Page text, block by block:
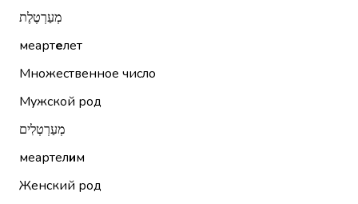
מְעַרְטֶלֶת
меартелет
Множественное число
Мужской род
מְעַרְטְלִים
меартелим
Женский род